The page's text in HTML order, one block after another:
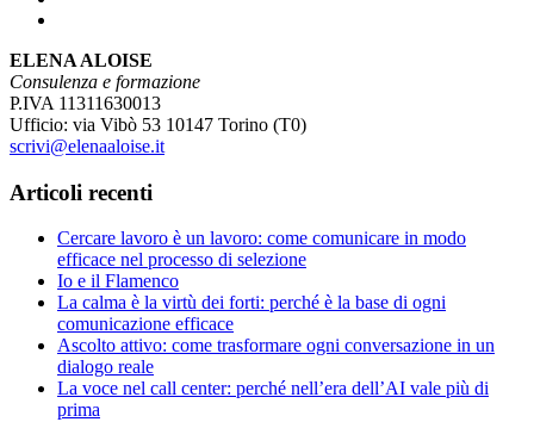
ELENA ALOISE
Consulenza e formazione
P.IVA 11311630013
Ufficio: via Vibò 53 10147 Torino (T0)
scrivi@elenaaloise.it
Articoli recenti
Cercare lavoro è un lavoro: come comunicare in modo
efficace nel processo di selezione
Io e il Flamenco
La calma è la virtù dei forti: perché è la base di ogni
comunicazione efficace
Ascolto attivo: come trasformare ogni conversazione in un
dialogo reale
La voce nel call center: perché nell’era dell’AI vale più di
prima